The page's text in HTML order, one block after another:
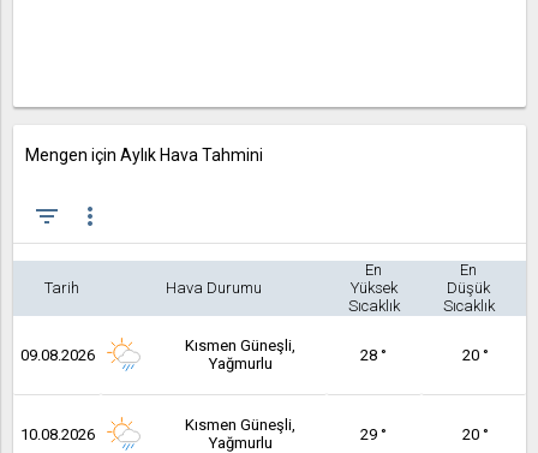
Mengen için Aylık Hava Tahmini
filter_list more_vert
Tarih Hava Durumu
En
Yüksek
Sıcaklık
En
Düşük
Sıcaklık
09.08.2026
Kısmen Güneşli,
Yağmurlu
28 ° 20 °
10.08.2026
Kısmen Güneşli,
Yağmurlu
29 ° 20 °